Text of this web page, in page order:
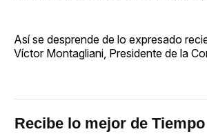
Así se desprende de lo expresado
Víctor Montagliani, Presidente de la
Recibe lo mejor de